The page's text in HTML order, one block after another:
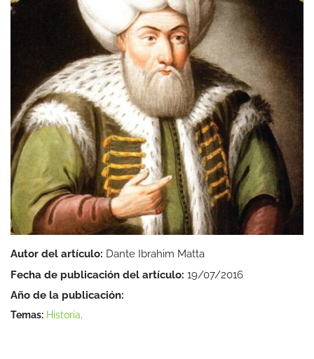
Autor del artículo: Dante Ibrahim Matta
Fecha de publicación del artículo: 19/07/2016
Año de la publicación:
Temas: Historia.